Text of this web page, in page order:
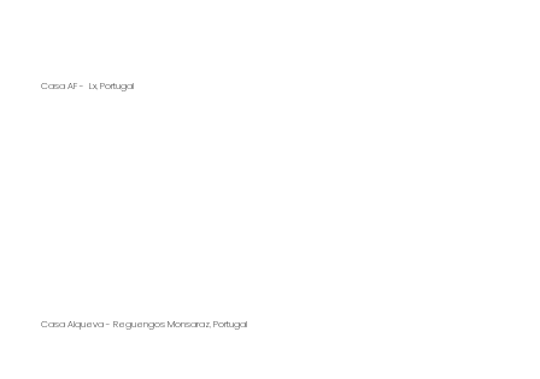
Casa AF - Lx, Portugal
Casa Alqueva - Reguengos Monsaraz, Portugal